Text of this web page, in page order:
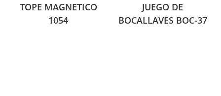
TOPE MAGNETICO
1054
JUEGO DE
BOCALLAVES BOC-37